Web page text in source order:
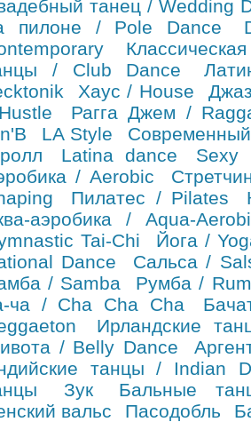
танец / Wedding
пилоне / Pole Dance
/ Club Dance
Хаус / House
Рагга Джем /
LA Style
Latina dance
Sexy
/ Aerobic
Пилатес / Pilates
аэробика / Aqua-
Tai-Chi
Йога /
Dance
Сальса /
/ Samba
Румба /
ча / Cha Cha Cha
Ирландские
/ Belly Dance
танцы / Indian
Зук
Бальные
вальс
Пасодобль